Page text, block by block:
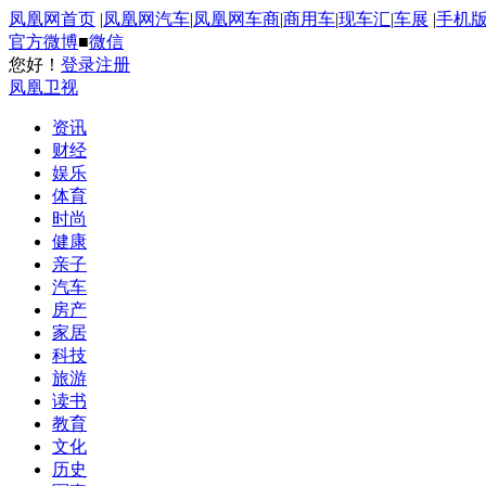
凤凰网首页 |凤凰网汽车|凤凰网车商|商用车|现车汇|车展 |手机版
官方微博■微信
您好！ 登录注册
凤凰卫视
资讯
财经
娱乐
体育
时尚
健康
亲子
汽车
房产
家居
科技
旅游
读书
教育
文化
历史